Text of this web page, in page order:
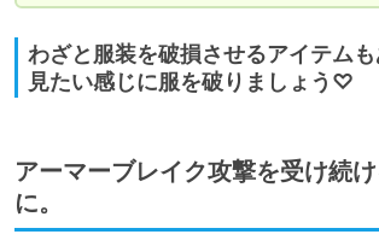
わざと服装を破損させるアイテム
見たい感じに服を破りましょう♡
アーマーブレイク攻撃を受け続
に。